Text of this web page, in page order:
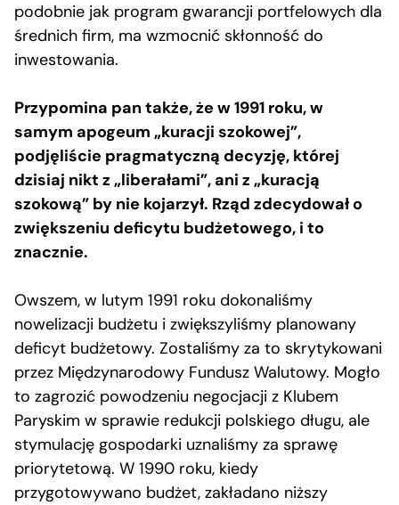
podobnie jak program gwarancji portfelowych dla
średnich firm, ma wzmocnić skłonność do
inwestowania.
Przypomina pan także, że w 1991 roku, w
samym apogeum „kuracji szokowej”,
podjęliście pragmatyczną decyzję, której
dzisiaj nikt z „liberałami”, ani z „kuracją
szokową” by nie kojarzył. Rząd zdecydował o
zwiększeniu deficytu budżetowego, i to
znacznie.
Owszem, w lutym 1991 roku dokonaliśmy
nowelizacji budżetu i zwiększyliśmy planowany
deficyt budżetowy. Zostaliśmy za to skrytykowani
przez Międzynarodowy Fundusz Walutowy. Mogło
to zagrozić powodzeniu negocjacji z Klubem
Paryskim w sprawie redukcji polskiego długu, ale
stymulację gospodarki uznaliśmy za sprawę
priorytetową. W 1990 roku, kiedy
przygotowywano budżet, zakładano niższy